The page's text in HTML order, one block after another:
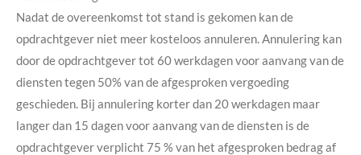
Nadat de overeenkomst tot stand is gekomen kan de
opdrachtgever niet meer kosteloos annuleren.Annulering kan
doordeopdrachtgevertot 60werkdagenvooraanvangvande
dienstentegen 50% van de afgesproken vergoeding
geschieden. Bij annulering korterdan 20werkdagen maar
langer dan 15 dagenvooraanvangvandediensten is de
opdrachtgeververplicht 75 %van het afgesproken bedragaf